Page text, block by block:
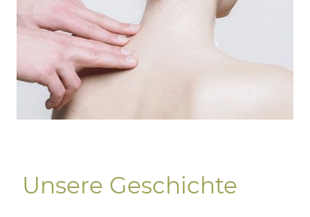
Unsere Geschichte